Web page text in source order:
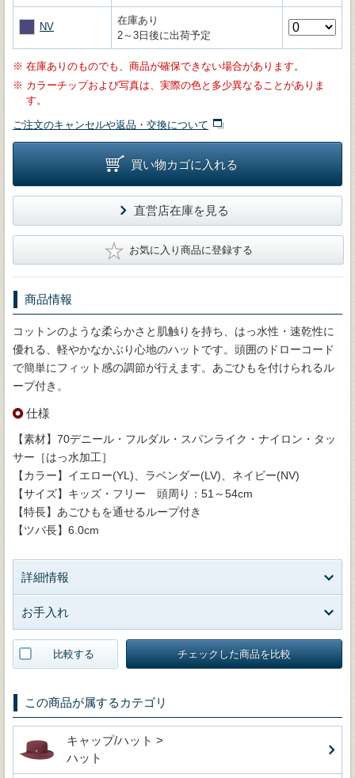
NV
在庫あり
2～3日後に出荷予定
※ 在庫ありのものでも、商品が確保できない場合があります。
※ カラーチップおよび写真は、実際の色と多少異なることがありま
す。
ご注文のキャンセルや返品・交換について
買い物カゴに入れる
直営店在庫を見る
★ お気に入り商品に登録する
商品情報
コットンのような柔らかさと肌触りを持ち、はっ水性・速乾性に
優れる、軽やかなかぶり心地のハットです。頭囲のドローコード
で簡単にフィット感の調節が行えます。あごひもを付けられるル
ープ付き。
仕様
【素材】70デニール・フルダル・スパンライク・ナイロン・タッ
サー［はっ水加工］
【カラー】イエロー(YL)、ラベンダー(LV)、ネイビー(NV)
【サイズ】キッズ・フリー 頭周り：51～54cm
【特長】あごひもを通せるループ付き
【ツバ長】6.0cm
詳細情報
お手入れ
比較する チェックした商品を比較
この商品が属するカテゴリ
キャップ/ハット >
ハット